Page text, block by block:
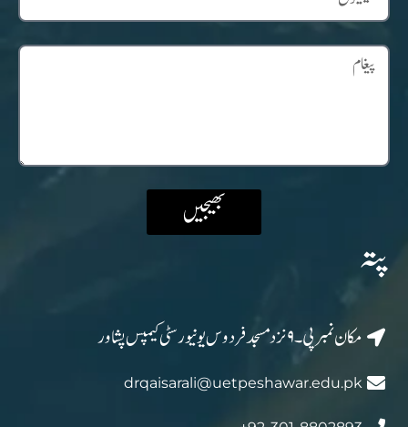
بھیجیں
پتہ
مکان نمبر پی۔۹ نزد مسجد فردوس یونیورسٹی کیمپس پشاور
drqaisarali@uetpeshawar.edu.pk